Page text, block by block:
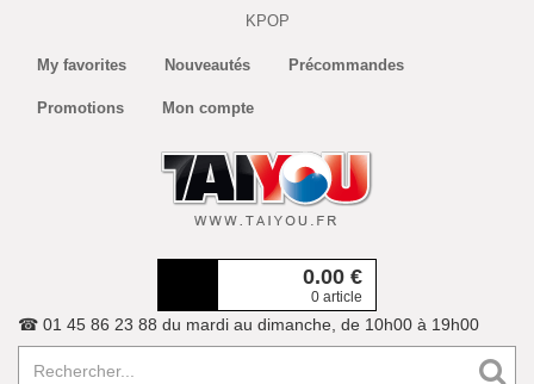
KPOP
My favorites Nouveautés Précommandes
Promotions Mon compte
0.00 €
0 article
☎ 01 45 86 23 88 du mardi au dimanche, de 10h00 à 19h00